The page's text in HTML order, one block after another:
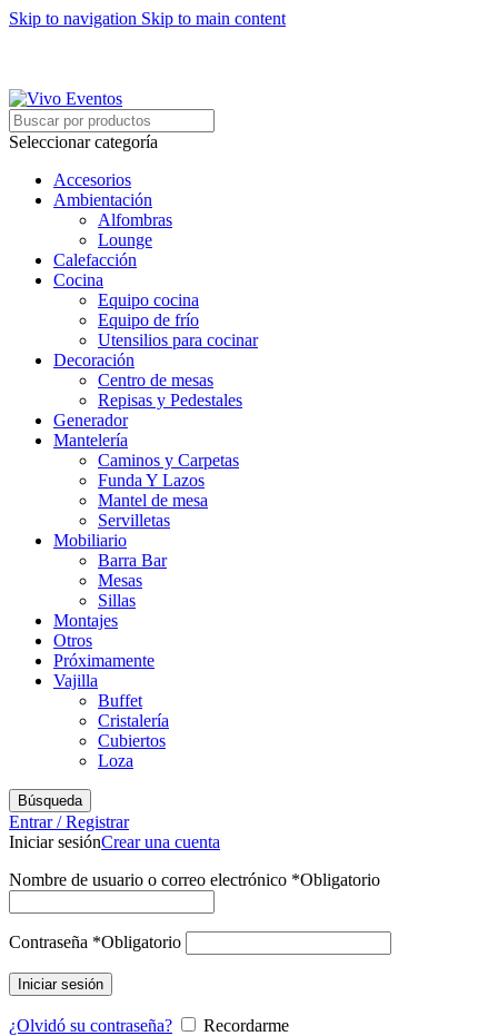
Skip to navigation Skip to main content
Seleccionar categoría
Accesorios
Ambientación
Alfombras
Lounge
Calefacción
Cocina
Equipo cocina
Equipo de frío
Utensilios para cocinar
Decoración
Centro de mesas
Repisas y Pedestales
Generador
Mantelería
Caminos y Carpetas
Funda Y Lazos
Mantel de mesa
Servilletas
Mobiliario
Barra Bar
Mesas
Sillas
Montajes
Otros
Próximamente
Vajilla
Buffet
Cristalería
Cubiertos
Loza
Búsqueda
Entrar / Registrar
Iniciar sesiónCrear una cuenta
Nombre de usuario o correo electrónico *Obligatorio
Contraseña *Obligatorio
Iniciar sesión
¿Olvidó su contraseña?
Recordarme